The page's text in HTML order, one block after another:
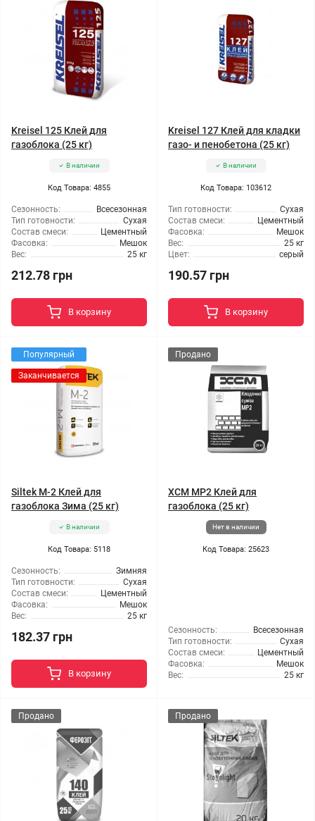
Kreisel 125 Клей для
газоблока (25 кг)
В наличии
Код Товара: 4855
Сезонность:
Всесезонная
Тип готовности:
Сухая
Состав смеси:
Цементный
Фасовка:
Мешок
Вес:
25 кг
212.78 грн
В корзину
Kreisel 127 Клей для кладки
газо- и пенобетона (25 кг)
В наличии
Код Товара: 103612
Тип готовности:
Сухая
Состав смеси:
Цементный
Фасовка:
Мешок
Вес:
25 кг
Цвет:
серый
190.57 грн
В корзину
Популярный
Заканчивается
Siltek M-2 Клей для
газоблока Зима (25 кг)
В наличии
Код Товара: 5118
Сезонность:
Зимняя
Тип готовности:
Сухая
Состав смеси:
Цементный
Фасовка:
Мешок
Вес:
25 кг
182.37 грн
В корзину
Продано
ХСМ МР2 Клей для
газоблока (25 кг)
Нет в наличии
Код Товара: 25623
Сезонность:
Всесезонная
Тип готовности:
Сухая
Состав смеси:
Цементный
Фасовка:
Мешок
Вес:
25 кг
Продано Продано